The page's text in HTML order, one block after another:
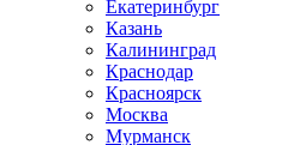
Екатеринбург
Казань
Калининград
Краснодар
Красноярск
Москва
Мурманск